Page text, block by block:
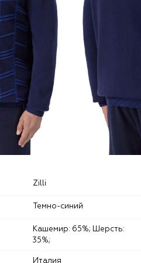
Zilli
Темно-синий
Кашемир: 65%; Шерсть:
35%;
Италия